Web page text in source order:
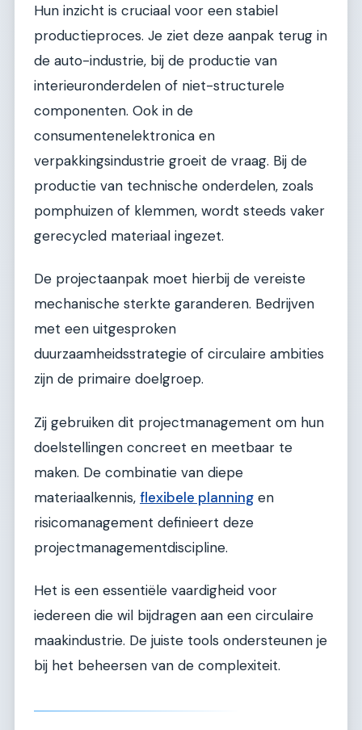
Hun inzicht is cruciaal voor een stabiel
productieproces. Je ziet deze aanpak terug in
de auto-industrie, bij de productie van
interieuronderdelen of niet-structurele
componenten. Ook in de
consumentenelektronica en
verpakkingsindustrie groeit de vraag. Bij de
productie van technische onderdelen, zoals
pomphuizen of klemmen, wordt steeds vaker
gerecycled materiaal ingezet.
De projectaanpak moet hierbij de vereiste
mechanische sterkte garanderen. Bedrijven
met een uitgesproken
duurzaamheidsstrategie of circulaire ambities
zijn de primaire doelgroep.
Zij gebruiken dit projectmanagement om hun
doelstellingen concreet en meetbaar te
maken. De combinatie van diepe
materiaalkennis, flexibele planning en
risicomanagement definieert deze
projectmanagementdiscipline.
Het is een essentiële vaardigheid voor
iedereen die wil bijdragen aan een circulaire
maakindustrie. De juiste tools ondersteunen je
bij het beheersen van de complexiteit.